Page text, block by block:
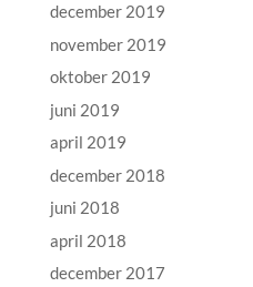
december 2019
november 2019
oktober 2019
juni 2019
april 2019
december 2018
juni 2018
april 2018
december 2017